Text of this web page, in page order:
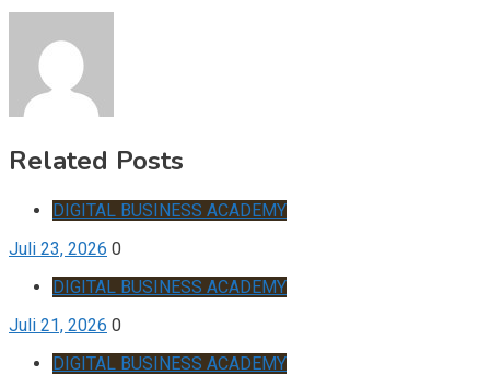
Related Posts
DIGITAL BUSINESS ACADEMY
Juli 23, 2026 0
DIGITAL BUSINESS ACADEMY
Juli 21, 2026 0
DIGITAL BUSINESS ACADEMY